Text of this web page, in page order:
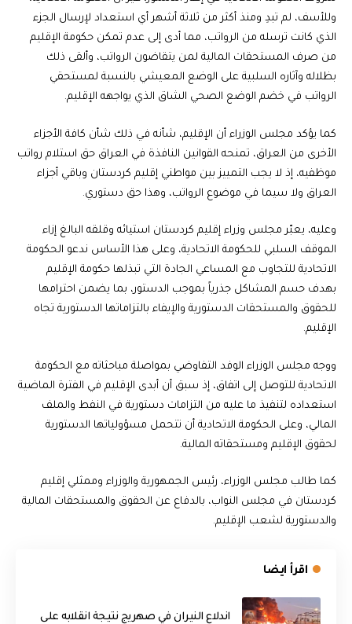
وللأسف، لم تبدِ ومنذ أكثر من ثلاثة أشهر أي استعداد لإرسال الجزء
الذي كانت ترسله من الرواتب، مما أدى إلى عدم تمكن حكومة الإقليم
من صرف المستحقات المالية لمن يتقاضون الرواتب، وألقى ذلك
بظلاله وآثاره السلبية على الوضع المعيشي بالنسبة لمستحقي
الرواتب في خضم الوضع الصحي الشاق الذي يواجهه الإقليم.
كما يؤكد مجلس الوزراء أن الإقليم، شأنه في ذلك شأن كافة الأجزاء
الأخرى من العراق، تمنحه القوانين النافذة في العراق حق استلام رواتب
موظفيه، إذ لا يجب التمييز بين مواطني إقليم كردستان وباقي أجزاء
العراق ولا سيما في موضوع الرواتب، وهذا حق دستوري.
وعليه، يعبّر مجلس وزراء إقليم كردستان استيائه وقلقه البالغ إزاء
الموقف السلبي للحكومة الاتحادية، وعلى هذا الأساس ندعو الحكومة
الاتحادية للتجاوب مع المساعي الجادة التي تبذلها حكومة الإقليم
بهدف حسم المشاكل جذرياً بموجب الدستور، بما يضمن احترامها
للحقوق والمستحقات الدستورية والإيفاء بالتزاماتها الدستورية تجاه
الإقليم.
ووجه مجلس الوزراء الوفد التفاوضي بمواصلة مباحثاته مع الحكومة
الاتحادية للتوصل إلى اتفاق، إذ سبق أن أبدى الإقليم في الفترة الماضية
استعداده لتنفيذ ما عليه من التزامات دستورية في النفط والملف
المالي، وعلى الحكومة الاتحادية أن تتحمل مسؤولياتها الدستورية
لحقوق الإقليم ومستحقاته المالية.
كما طالب مجلس الوزراء، رئيس الجمهورية والوزراء وممثلي إقليم
كردستان في مجلس النواب، بالدفاع عن الحقوق والمستحقات المالية
والدستورية لشعب الإقليم.
اقرأ ايضا
اندلاع النيران في صهريج نتيجة انقلابه على